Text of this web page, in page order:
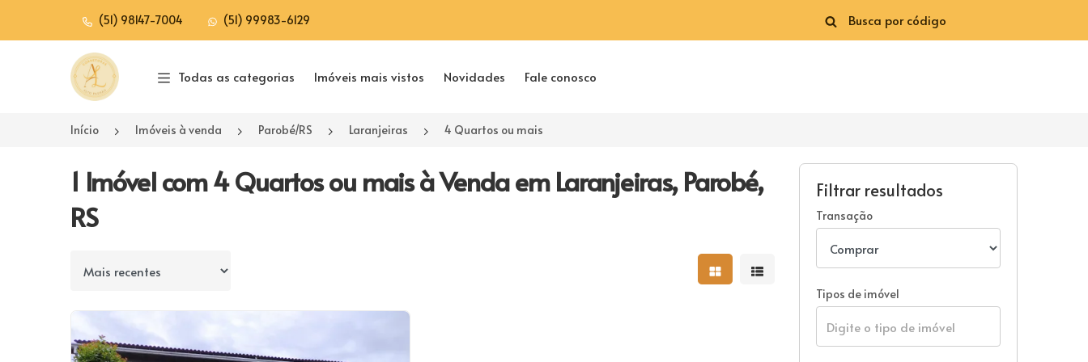
(51) 98147-7004 (51) 99983-6129
Página inicial
Todas as categorias Imóveis mais vistos Novidades Fale conosco
Início Imóveis à venda Parobé/RS Laranjeiras 4 Quartos ou mais
1 Imóvel com 4 Quartos ou mais à Venda em Laranjeiras, Parobé,
RS
Ordenar por Mostrar resultados em grade
Mostrar resultados em lista
Filtrar resultados
Transação
Tipos de imóvel